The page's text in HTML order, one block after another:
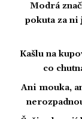
Modrá
pokuta za
Kašlu na
co
Ani mouka,